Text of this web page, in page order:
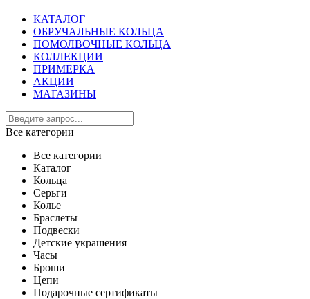
КАТАЛОГ
ОБРУЧАЛЬНЫЕ КОЛЬЦА
ПОМОЛВОЧНЫЕ КОЛЬЦА
КОЛЛЕКЦИИ
ПРИМЕРКА
АКЦИИ
МАГАЗИНЫ
Все категории
Все категории
Каталог
Кольца
Серьги
Колье
Браслеты
Подвески
Детские украшения
Часы
Броши
Цепи
Подарочные сертификаты